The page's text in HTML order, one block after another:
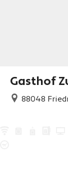
Gasthof
88048